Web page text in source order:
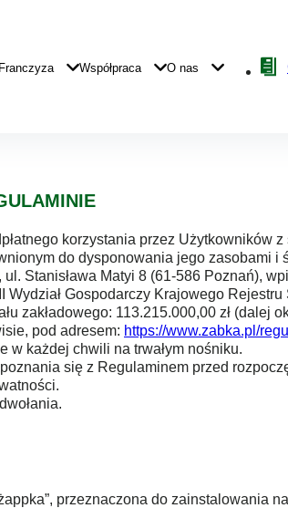
Franczyza Współpraca O nas
korzystania przez Użytkowników
do dysponowania jego zasobami
Stanisława Matyi 8 (61-586 Poznań),
Gospodarczy Krajowego
zakładowego: 113.215.000,00 zł (dalej
pod adresem: https://www.zabka.pl/
w każdej chwili na trwałym nośniku.
się z Regulaminem przed
przeznaczona do zainstalowania